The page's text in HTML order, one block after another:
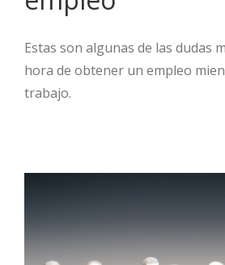
Estas son algunas de las dudas
hora de obtener un empleo
trabajo.